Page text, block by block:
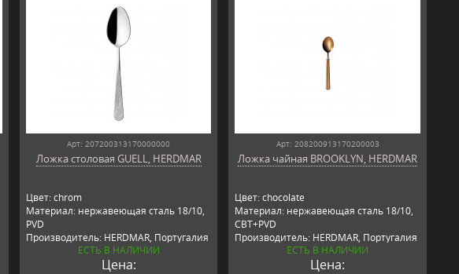
Арт: 207200313170000000
Ложка столовая GUELL, HERDMAR
Цвет: chrom
Материал: нержавеющая сталь 18/10,
PVD
Производитель: HERDMAR, Португалия
ЕСТЬ В НАЛИЧИИ
Цена:
Арт: 208200913170200003
Ложка чайная BROOKLYN, HERDMAR
Цвет: chocolate
Материал: нержавеющая сталь 18/10,
CBT+PVD
Производитель: HERDMAR, Португалия
ЕСТЬ В НАЛИЧИИ
Цена: